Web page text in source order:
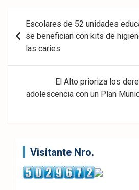
Navegación
de
entradas
Escolares de 52 unidades
se benefician con kits de
las caries
El Alto prioriza los
adolescencia con un Plan
Visitante Nro.